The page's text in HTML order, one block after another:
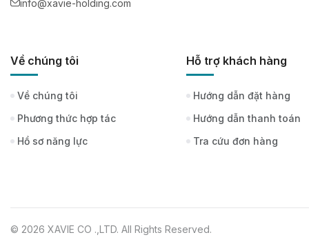
info@xavie-holding.com
Về chúng tôi
Về chúng tôi
Phương thức hợp tác
Hồ sơ năng lực
Hỗ trợ khách hàng
Hướng dẫn đặt hàng
Hướng dẫn thanh toán
Tra cứu đơn hàng
© 2026 XAVIE CO .,LTD. All Rights Reserved.